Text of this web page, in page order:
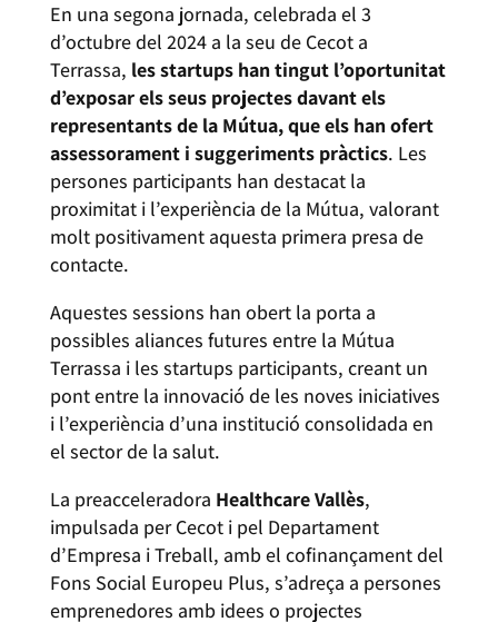
En una segona jornada, celebrada el 3
d’octubre del 2024 a la seu de Cecot a
Terrassa, les startups han tingut l’oportunitat
d’exposar els seus projectes davant els
representants de la Mútua, que els han ofert
assessorament i suggeriments pràctics. Les
persones participants han destacat la
proximitat i l’experiència de la Mútua, valorant
molt positivament aquesta primera presa de
contacte.
Aquestes sessions han obert la porta a
possibles aliances futures entre la Mútua
Terrassa i les startups participants, creant un
pont entre la innovació de les noves iniciatives
i l’experiència d’una institució consolidada en
el sector de la salut.
La preacceleradora Healthcare Vallès,
impulsada per Cecot i pel Departament
d’Empresa i Treball, amb el cofinançament del
Fons Social Europeu Plus, s’adreça a persones
emprenedores amb idees o projectes